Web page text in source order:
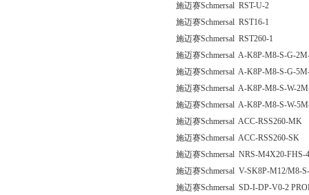
施迈赛Schmersal RST-U-2
施迈赛Schmersal RST16-1
施迈赛Schmersal RST260-1
施迈赛Schmersal A-K8P-M8-S-G-
施迈赛Schmersal A-K8P-M8-S-G-
施迈赛Schmersal A-K8P-M8-S-W-
施迈赛Schmersal A-K8P-M8-S-W-
施迈赛Schmersal ACC-RSS260-MK
施迈赛Schmersal ACC-RSS260-SK
施迈赛Schmersal NRS-M4X20-FHS-
施迈赛Schmersal V-SK8P-M12/M8-
施迈赛Schmersal SD-I-DP-V0-2